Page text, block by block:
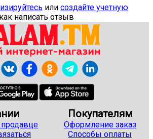
или создайте учетную
написать отзыв
Покупателям
Оформление заказ
Способы оплаты